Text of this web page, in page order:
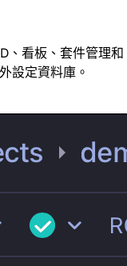
、看板、套件管理和
設定資料庫。